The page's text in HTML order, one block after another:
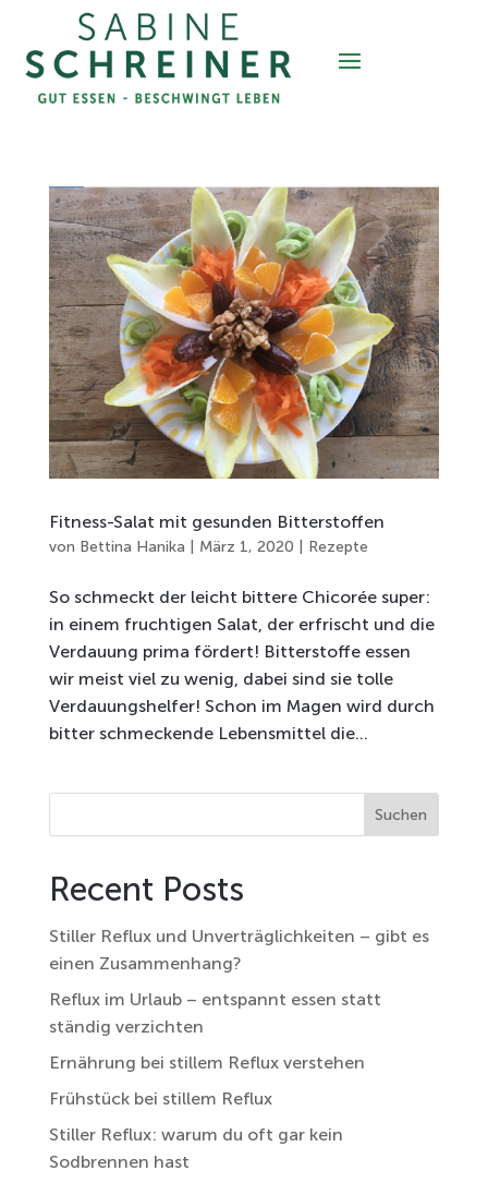
Fitness-Salat mit gesunden Bitterstoffen
von Bettina Hanika März 1, 2020 Rezepte
So schmeckt der leicht bittere Chicorée super:
in einem fruchtigen Salat, der erfrischt und die
Verdauung prima fördert! Bitterstoffe essen
wir meist viel zu wenig, dabei sind sie tolle
Verdauungshelfer! Schon im Magen wird durch
bitter schmeckende Lebensmittel die...
Suchen
Recent Posts
Stiller Reflux und Unverträglichkeiten – gibt es
einen Zusammenhang?
Reflux im Urlaub – entspannt essen statt
ständig verzichten
Ernährung bei stillem Reflux verstehen
Frühstück bei stillem Reflux
Stiller Reflux: warum du oft gar kein
Sodbrennen hast